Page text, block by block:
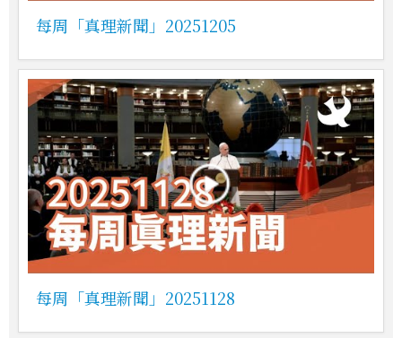
每周「真理新聞」20251205
每周「真理新聞」20251128